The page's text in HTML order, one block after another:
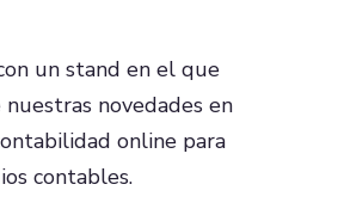
un stand en el que
nuestras novedades en
online para
contables.